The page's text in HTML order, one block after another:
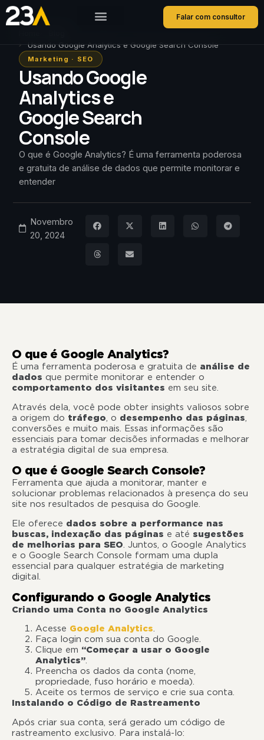
Falar com consultor
Usando Google Analytics e Google Search Console
Marketing · SEO
Usando Google
Analytics e
Google Search
Console
O que é Google Analytics? É uma ferramenta poderosa
e gratuita de análise de dados que permite monitorar e
entender
Novembro
20, 2024
O que é Google Analytics?
É uma ferramenta poderosa e gratuita de análise de
dados que permite monitorar e entender o
comportamento dos visitantes em seu site.
Através dela, você pode obter insights valiosos sobre
a origem do tráfego, o desempenho das páginas,
conversões e muito mais. Essas informações são
essenciais para tomar decisões informadas e melhorar
a estratégia digital de sua empresa.
O que é Google Search Console?
Ferramenta que ajuda a monitorar, manter e
solucionar problemas relacionados à presença do seu
site nos resultados de pesquisa do Google.
Ele oferece dados sobre a performance nas
buscas, indexação das páginas e até sugestões
de melhorias para SEO . Juntos, o Google Analytics
e o Google Search Console formam uma dupla
essencial para qualquer estratégia de marketing
digital.
Configurando o Google Analytics
Criando uma Conta no Google Analytics
Acesse Google Analytics.
Faça login com sua conta do Google.
Clique em “Começar a usar o Google
Analytics”.
Preencha os dados da conta (nome,
propriedade, fuso horário e moeda).
Aceite os termos de serviço e crie sua conta.
Instalando o Código de Rastreamento
Após criar sua conta, será gerado um código de
rastreamento exclusivo. Para instalá-lo: